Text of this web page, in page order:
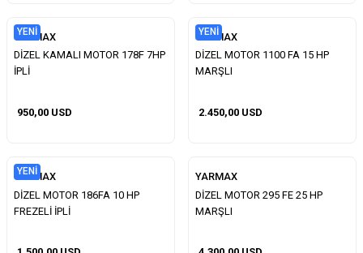
YENI
YARMAX
DİZEL KAMALI MOTOR 178F 7HP
İPLİ
950,00 USD
YENI
YARMAX
DİZEL MOTOR 1100 FA 15 HP
MARŞLI
2.450,00 USD
YENI
YARMAX
DİZEL MOTOR 186FA 10 HP
FREZELİ İPLİ
YARMAX
DİZEL MOTOR 295 FE 25 HP
MARŞLI